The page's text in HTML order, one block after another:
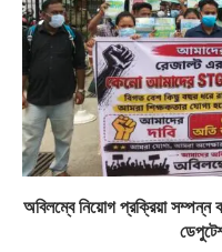
অবিলম্বে নিয়োগ প্রক্রিয়া সম্পন্ন